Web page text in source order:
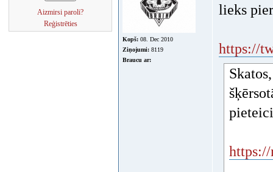
Aizmirsi paroli?
Reģistrēties
Kopš: 08. Dec 2010
Ziņojumi: 8119
Braucu ar:
lieks
https://